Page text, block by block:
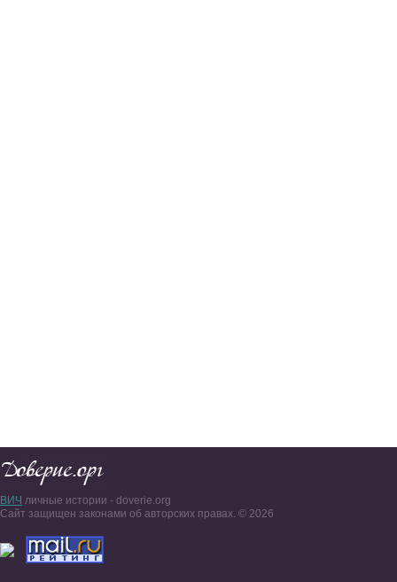
ВИЧ личные истории - doverie.org
Сайт защищен законами об авторских правах. © 2026